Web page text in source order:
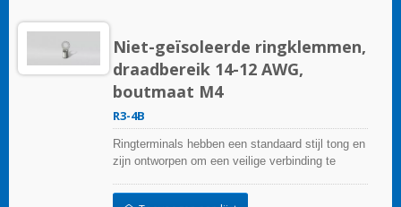
Niet-geïsoleerde ringklemmen,
draadbereik 14-12 AWG,
boutmaat M4
R3-4B
Ringterminals hebben een standaard stijl tong en
zijn ontworpen om een veilige verbinding te